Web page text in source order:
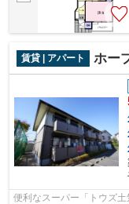
賃貸 | アパート ホー
便利なスーパー「トウズ